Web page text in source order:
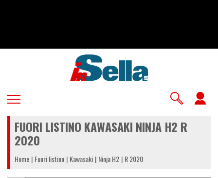
FUORI LISTINO KAWASAKI NINJA H2 R
2020
Home Fuori listino Kawasaki Ninja H2 R 2020